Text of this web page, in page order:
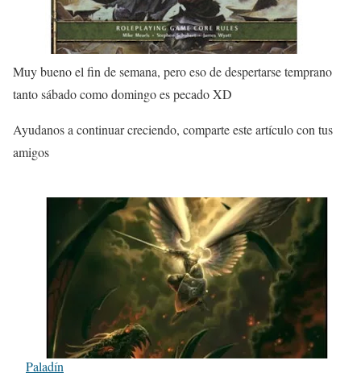
Muy bueno el fin de semana, pero eso de despertarse temprano
tanto sábado como domingo es pecado XD
Ayudanos a continuar creciendo, comparte este artículo con tus
amigos
Paladín